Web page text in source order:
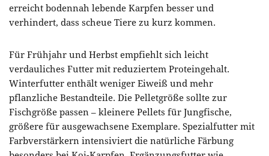
erreicht bodennah lebende Karpfen besser und
verhindert, dass scheue Tiere zu kurz kommen.
Für Frühjahr und Herbst empfiehlt sich leicht
verdauliches Futter mit reduziertem Proteingehalt.
Winterfutter enthält weniger Eiweiß und mehr
pflanzliche Bestandteile. Die Pelletgröße sollte zur
Fischgröße passen – kleinere Pellets für Jungfische,
größere für ausgewachsene Exemplare. Spezialfutter mit
Farbverstärkern intensiviert die natürliche Färbung